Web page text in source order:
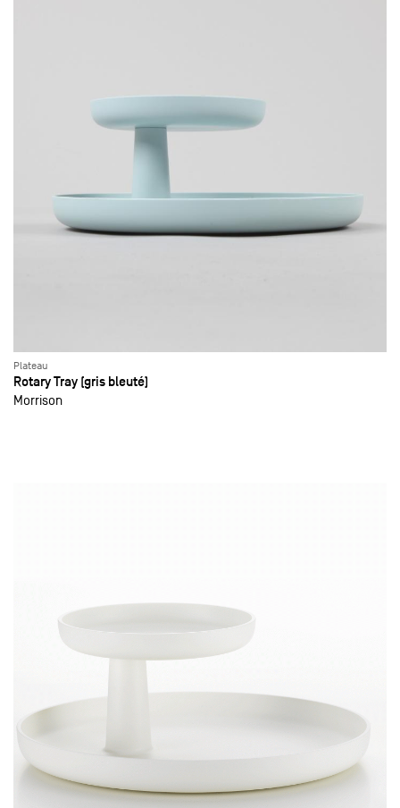
Plateau
Rotary Tray (gris bleuté)
Morrison